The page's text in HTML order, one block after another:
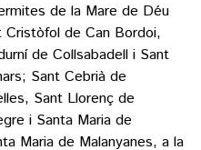
de la Mare de Déu
de Can Bordoi,
de Collsabadell i Sant
Sant Cebrià de
Sant Llorenç de
i Santa Maria de
Maria de Malanyanes, a la